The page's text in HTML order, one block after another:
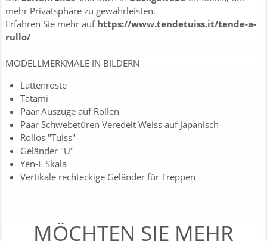
mehr Privatsphäre zu gewährleisten.
Erfahren Sie mehr auf https://www.tendetuiss.it/tende-a-
rullo/
MODELLMERKMALE IN BILDERN
Lattenroste
Tatami
Paar Auszüge auf Rollen
Paar Schwebetüren Veredelt Weiss auf Japanisch
Rollos "Tuiss"
Geländer "U"
Yen-E Skala
Vertikale rechteckige Geländer für Treppen
MÖCHTEN SIE MEHR